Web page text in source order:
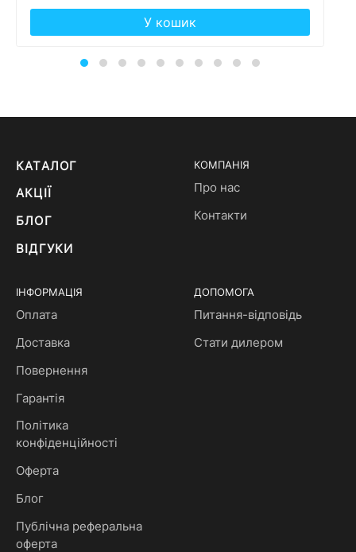
У кошик
КАТАЛОГ
АКЦІЇ
БЛОГ
ВІДГУКИ
КОМПАНІЯ
Про нас
Контакти
ІНФОРМАЦІЯ
Оплата
Доставка
Повернення
Гарантія
Політика
конфіденційності
Оферта
Блог
Публічна реферальна
оферта
ДОПОМОГА
Питання-відповідь
Стати дилером